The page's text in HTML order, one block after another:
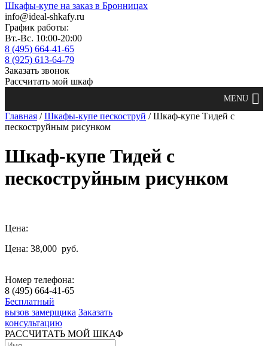
Шкафы-купе на заказ в Бронницах
info@ideal-shkafy.ru
График работы:
Вт.-Вс. 10:00-20:00
8 (495) 664-41-65
8 (925) 613-64-79
Заказать звонок
Рассчитать мой шкаф
Главная /Шкафы-купе пескоструй / Шкаф-купе Тидей с
пескоструйным рисунком
Шкаф-купе Тидей с
пескоструйным рисунком
Цена:
Цена: 38,000 руб.
Номер телефона:
8 (495) 664-41-65
Бесплатный
вызов замерщика Заказать
консультацию
РАССЧИТАТЬ МОЙ ШКАФ